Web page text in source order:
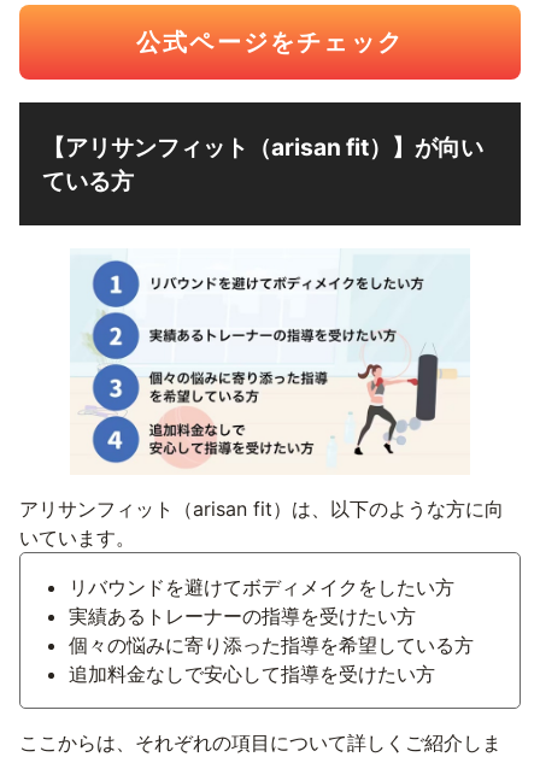
公式ページをチェック
【アリサンフィット（arisan fit）】が向い
ている方
アリサンフィット（arisan fit）は、以下のような方に向
いています。
リバウンドを避けてボディメイクをしたい方
実績あるトレーナーの指導を受けたい方
個々の悩みに寄り添った指導を希望している方
追加料金なしで安心して指導を受けたい方
ここからは、それぞれの項目について詳しくご紹介しま